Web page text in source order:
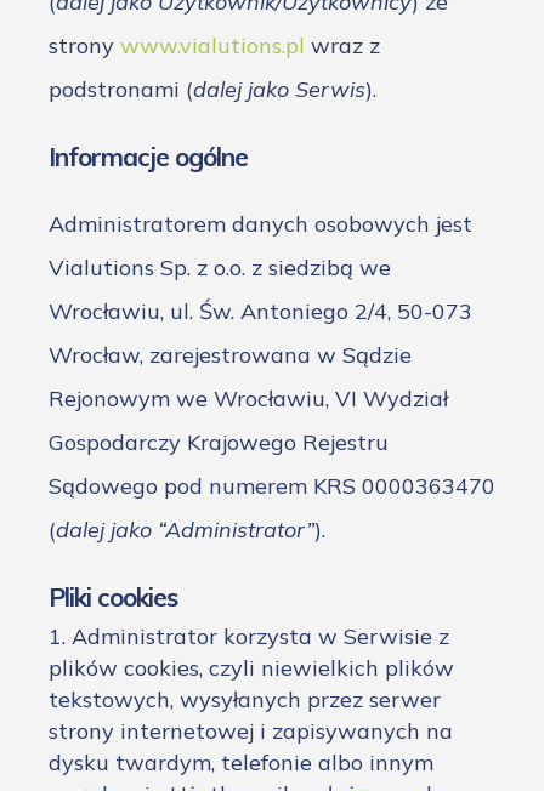
strony www.vialutions.pl wraz z
podstronami (dalej jako Serwis).
Informacje ogólne
Administratorem danych osobowych jest
Vialutions Sp. z o.o. z siedzibą we
Wrocławiu, ul. Św. Antoniego 2/4, 50-073
Wrocław, zarejestrowana w Sądzie
Rejonowym we Wrocławiu, VI Wydział
Gospodarczy Krajowego Rejestru
Sądowego pod numerem KRS 0000363470
(dalej jako “Administrator”).
Pliki cookies
1. Administrator korzysta w Serwisie z
plików cookies, czyli niewielkich plików
tekstowych, wysyłanych przez serwer
strony internetowej i zapisywanych na
dysku twardym, telefonie albo innym